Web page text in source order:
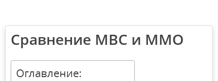
Сравнение МВС и ММО
Оглавление: